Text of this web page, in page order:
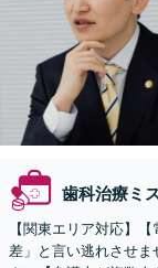
歯科治療ミ
【関東エリア対応】
差」と言い逃れさせ